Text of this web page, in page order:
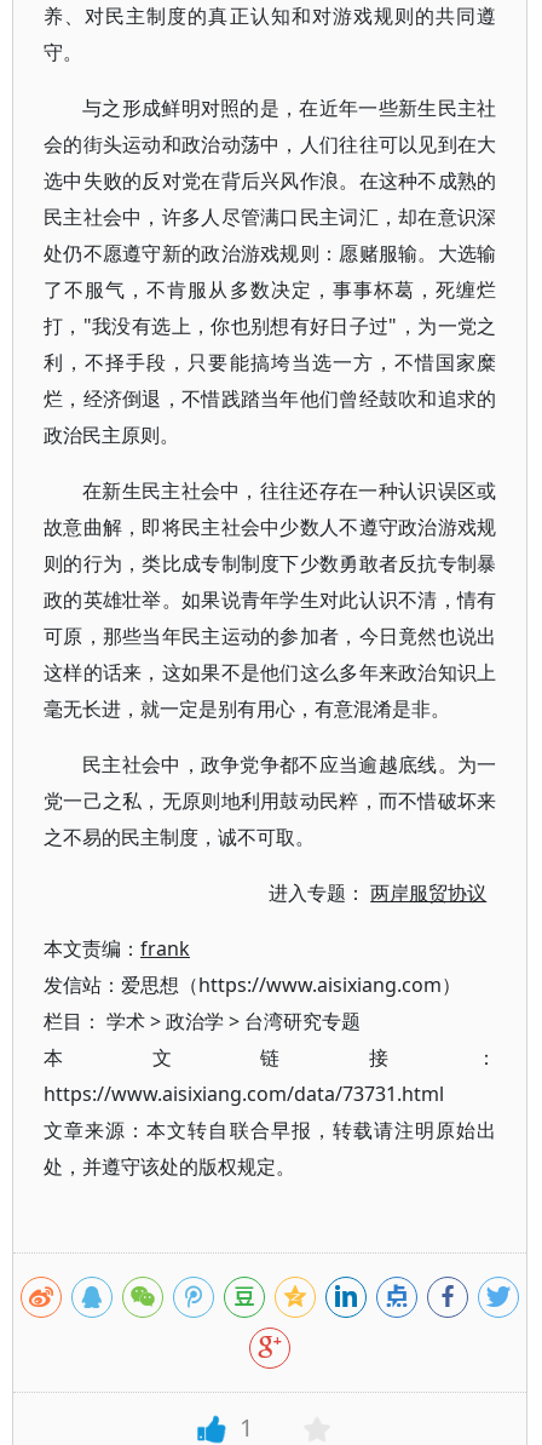
养、对民主制度的真正认知和对游戏规则的共同遵
守。
与之形成鲜明对照的是，在近年一些新生民主社
会的街头运动和政治动荡中，人们往往可以见到在大
选中失败的反对党在背后兴风作浪。在这种不成熟的
民主社会中，许多人尽管满口民主词汇，却在意识深
处仍不愿遵守新的政治游戏规则：愿赌服输。大选输
了不服气，不肯服从多数决定，事事杯葛，死缠烂
打，"我没有选上，你也别想有好日子过"，为一党之
利，不择手段，只要能搞垮当选一方，不惜国家糜
烂，经济倒退，不惜践踏当年他们曾经鼓吹和追求的
政治民主原则。
在新生民主社会中，往往还存在一种认识误区或
故意曲解，即将民主社会中少数人不遵守政治游戏规
则的行为，类比成专制制度下少数勇敢者反抗专制暴
政的英雄壮举。如果说青年学生对此认识不清，情有
可原，那些当年民主运动的参加者，今日竟然也说出
这样的话来，这如果不是他们这么多年来政治知识上
毫无长进，就一定是别有用心，有意混淆是非。
民主社会中，政争党争都不应当逾越底线。为一
党一己之私，无原则地利用鼓动民粹，而不惜破坏来
之不易的民主制度，诚不可取。
进入专题：两岸服贸协议
本文责编： frank
发信站：爱思想（https://www.aisixiang.com）
栏目： 学术>政治学 > 台湾研究专题
本文链接：
https://www.aisixiang.com/data/73731.html
文章来源：本文转自联合早报，转载请注明原始出
处，并遵守该处的版权规定。
1